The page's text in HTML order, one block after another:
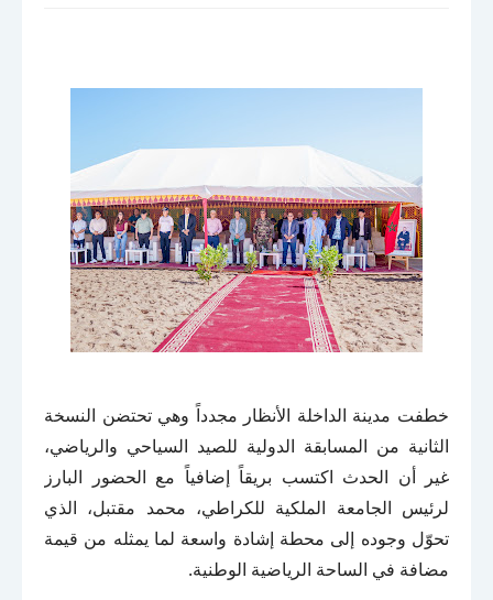
خطفت مدينة الداخلة الأنظار مجدداً وهي تحتضن النسخة
الثانية من المسابقة الدولية للصيد السياحي والرياضي،
غير أن الحدث اكتسب بريقاً إضافياً مع الحضور البارز
لرئيس الجامعة الملكية للكراطي، محمد مقتبل، الذي
تحوّل وجوده إلى محطة إشادة واسعة لما يمثله من قيمة
مضافة في الساحة الرياضية الوطنية.